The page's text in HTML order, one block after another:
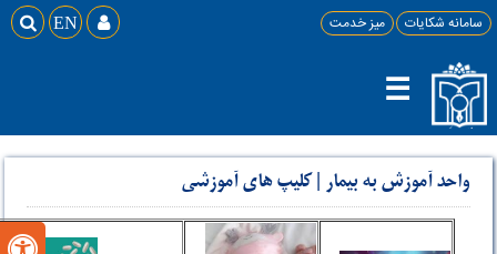
سامانه شکایات میز خدمت  EN 
☰
واحد آموزش به بیمار |کلیپ های آموزشی